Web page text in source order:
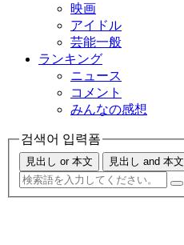
映画
アイドル
芸能一般
ランキング
ニュース
コメント
みんなの感想
검색어 입력폼
見出し or 本文 見出し and 本文